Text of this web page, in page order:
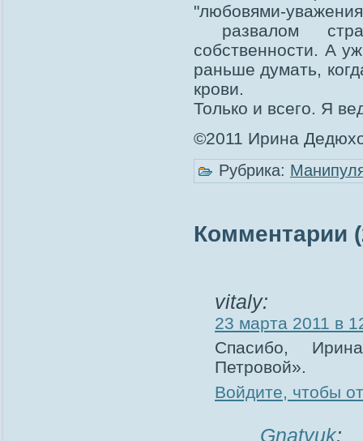
"любовями-
развалом
собственности. А
раньше думать,
крови.
Только и всего. Я
©2011 Ирина
Рубрика:
Комментарии
vitaly:
23 марта 2011 в
Спасибо,
Петровой».
Войдите, чтобы
Gnatyuk: